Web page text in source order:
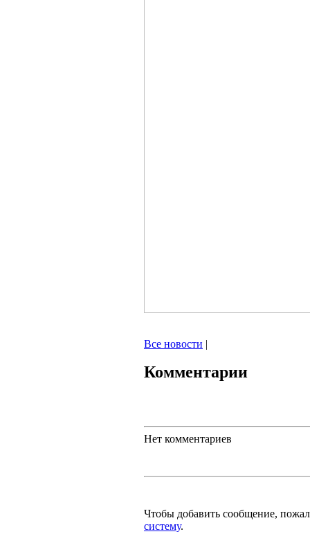
Все новости |
Комментарии
Нет комментариев
Чтобы добавить сообщение,
систему.